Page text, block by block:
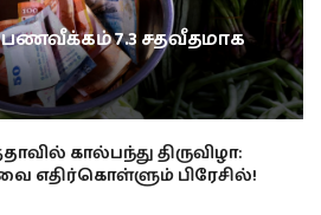
7.3 சதவீதமாக
கால்பந்து திருவிழா:
எதிர்கொள்ளும் பிரேசில்!